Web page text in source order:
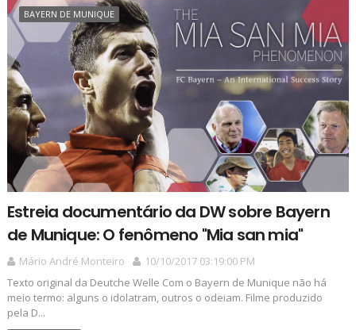
BAYERN DE MUNIQUE
Estreia documentário da DW sobre Bayern
de Munique: O fenômeno "Mia san mia"
Mário André Monteiro
10/10/2017 03:19:00 PM
Texto original da Deutche Welle Com o Bayern de Munique não há
meio termo: alguns o idolatram, outros o odeiam. Filme produzido
pela D...